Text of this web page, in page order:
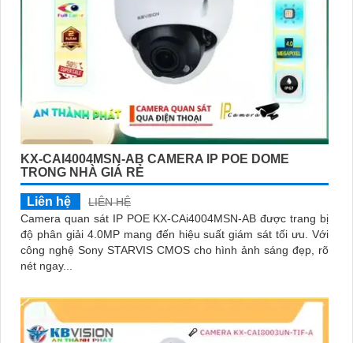
KX-CAI4004MSN-AB CAMERA IP POE DOME
TRONG NHÀ GIÁ RẺ
Liên hệ
LIÊN HỆ
Camera quan sát IP POE KX-CAi4004MSN-AB được trang bị
độ phân giải 4.0MP mang đến hiệu suất giám sát tối ưu. Với
công nghệ Sony STARVIS CMOS cho hình ảnh sáng đẹp, rõ
nét ngay...